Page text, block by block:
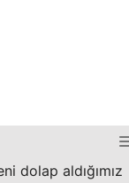
dolap aldığımız